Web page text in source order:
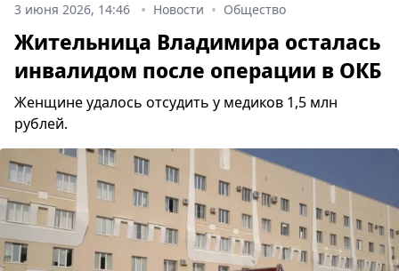
3 июня 2026, 14:46 Новости Общество
Жительница Владимира осталась
инвалидом после операции в ОКБ
Женщине удалось отсудить у медиков 1,5 млн
рублей.